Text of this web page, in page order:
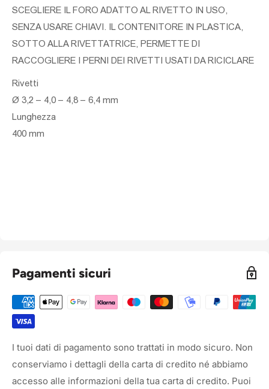
SCEGLIERE IL FORO ADATTO AL RIVETTO IN USO,
SENZA USARE CHIAVI. IL CONTENITORE IN PLASTICA,
SOTTO ALLA RIVETTATRICE, PERMETTE DI
RACCOGLIERE I PERNI DEI RIVETTI USATI DA RICICLARE
Rivetti
Ø 3,2 – 4,0 – 4,8 – 6,4 mm
Lunghezza
400 mm
Pagamenti sicuri
I tuoi dati di pagamento sono trattati in modo sicuro. Non
conserviamo i dettagli della carta di credito né abbiamo
accesso alle informazioni della tua carta di credito. Puoi